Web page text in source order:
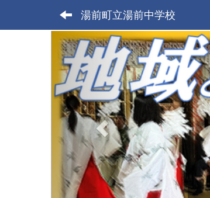
湯前町立湯前中学校
p
r
e
v
i
o
u
s